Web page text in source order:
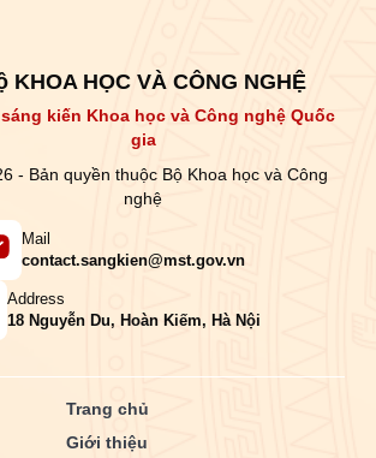
KHOA HỌC VÀ CÔNG NGHỆ
kiến Khoa học và Công nghệ Quốc
gia
- Bản quyền thuộc Bộ Khoa học và Công
nghệ
Mail
contact.sangkien@mst.gov.vn
Address
18 Nguyễn Du, Hoàn Kiếm, Hà Nội
Trang chủ
Giới thiệu